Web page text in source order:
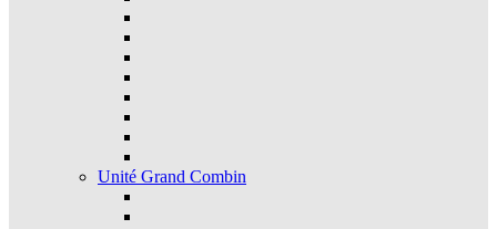
Unité Grand Combin